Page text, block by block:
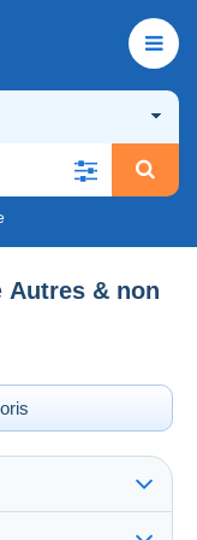
Autres & non